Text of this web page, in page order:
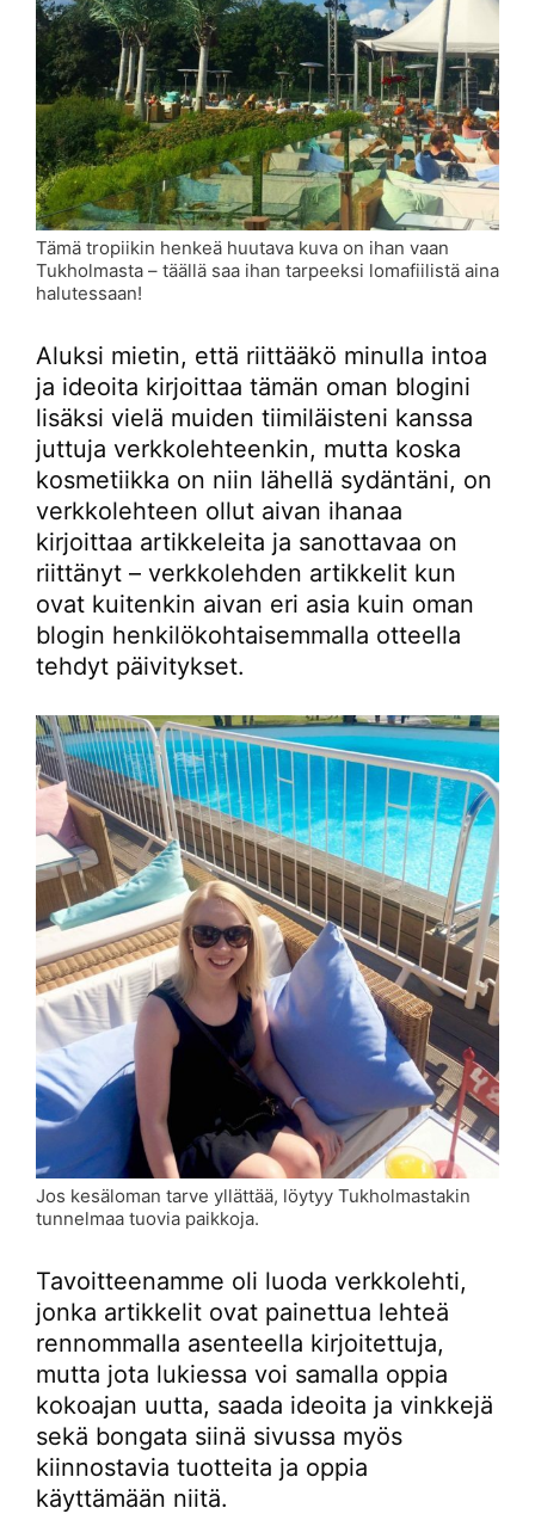
Tämä tropiikin henkeä huutava kuva on ihan vaan
Tukholmasta – täällä saa ihan tarpeeksi lomafiilistä aina
halutessaan!
Aluksi mietin, että riittääkö minulla intoa
ja ideoita kirjoittaa tämän oman blogini
lisäksi vielä muiden tiimiläisteni kanssa
juttuja verkkolehteenkin, mutta koska
kosmetiikka on niin lähellä sydäntäni, on
verkkolehteen ollut aivan ihanaa
kirjoittaa artikkeleita ja sanottavaa on
riittänyt – verkkolehden artikkelit kun
ovat kuitenkin aivan eri asia kuin oman
blogin henkilökohtaisemmalla otteella
tehdyt päivitykset.
Jos kesäloman tarve yllättää, löytyy Tukholmastakin
tunnelmaa tuovia paikkoja.
Tavoitteenamme oli luoda verkkolehti,
jonka artikkelit ovat painettua lehteä
rennommalla asenteella kirjoitettuja,
mutta jota lukiessa voi samalla oppia
kokoajan uutta, saada ideoita ja vinkkejä
sekä bongata siinä sivussa myös
kiinnostavia tuotteita ja oppia
käyttämään niitä.